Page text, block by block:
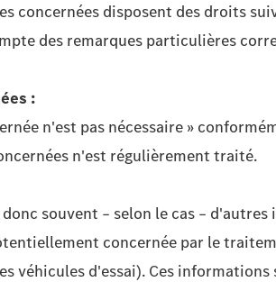
concernées disposent des droits
des remarques particulières
:
n'est pas nécessaire »
n'est régulièrement traité.
souvent – selon le cas –
concernée par le
d'essai). Ces